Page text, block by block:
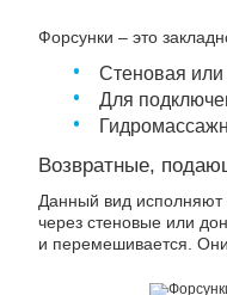
Форсунки – это
Стеновая
Для
Возвратные,
Данный вид
через стеновые или
и перемешивается.